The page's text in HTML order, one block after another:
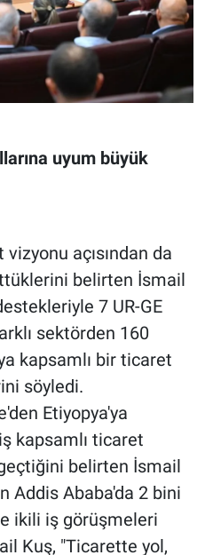
uyum büyük
vizyonu açısından da
belirten İsmail
7 UR-GE
sektörden 160
kapsamlı bir ticaret
söyledi.
Etiyopya'ya
kapsamlı ticaret
belirten İsmail
Addis Ababa'da 2 bini
ikili iş görüşmeleri
Kuş, "Ticarette yol,